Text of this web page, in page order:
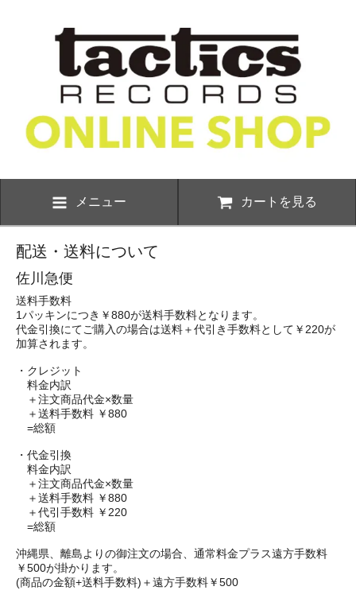
メニュー カートを見る
配送・送料について
佐川急便
送料手数料
1パッキンにつき￥880が送料手数料となります。
代金引換にてご購入の場合は送料＋代引き手数料として￥220が
加算されます。
・クレジット
料金内訳
＋注文商品代金×数量
＋送料手数料 ￥880
=総額
・代金引換
料金内訳
＋注文商品代金×数量
＋送料手数料 ￥880
＋代引手数料 ￥220
=総額
沖縄県、離島よりの御注文の場合、通常料金プラス遠方手数料
￥500が掛かります。
(商品の金額+送料手数料)＋遠方手数料￥500